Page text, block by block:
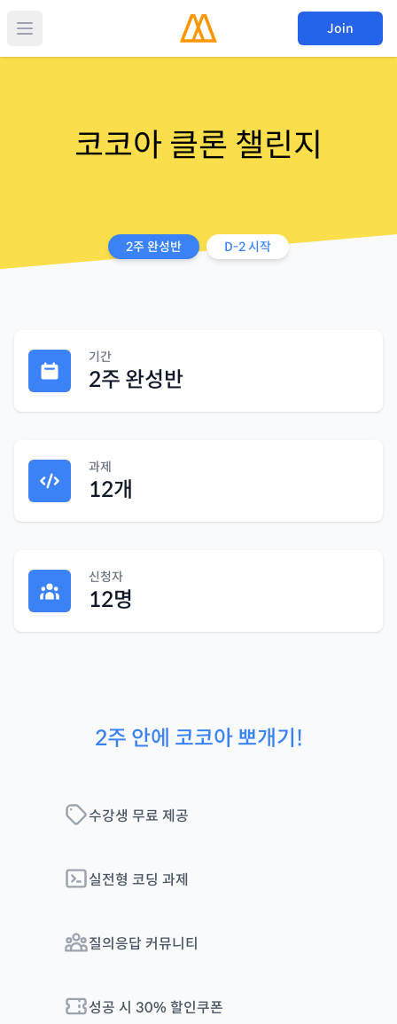
Join
코코아 클론 챌린지
2주 완성반 D-2시작
기간
2주 완성반
과제
12개
신청자
12명
2주 안에 코코아 뽀개기!
수강생 무료 제공
실전형 코딩 과제
질의응답 커뮤니티
성공 시 30% 할인쿠폰